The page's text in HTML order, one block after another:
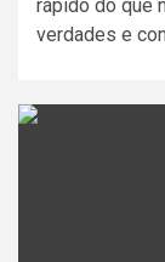
rápido do que
verdades e